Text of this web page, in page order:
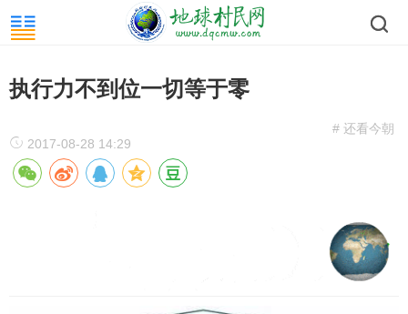
执行力不到位一切等于零
# 还看今朝
2017-08-28 14:29